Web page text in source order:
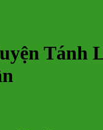
Tánh